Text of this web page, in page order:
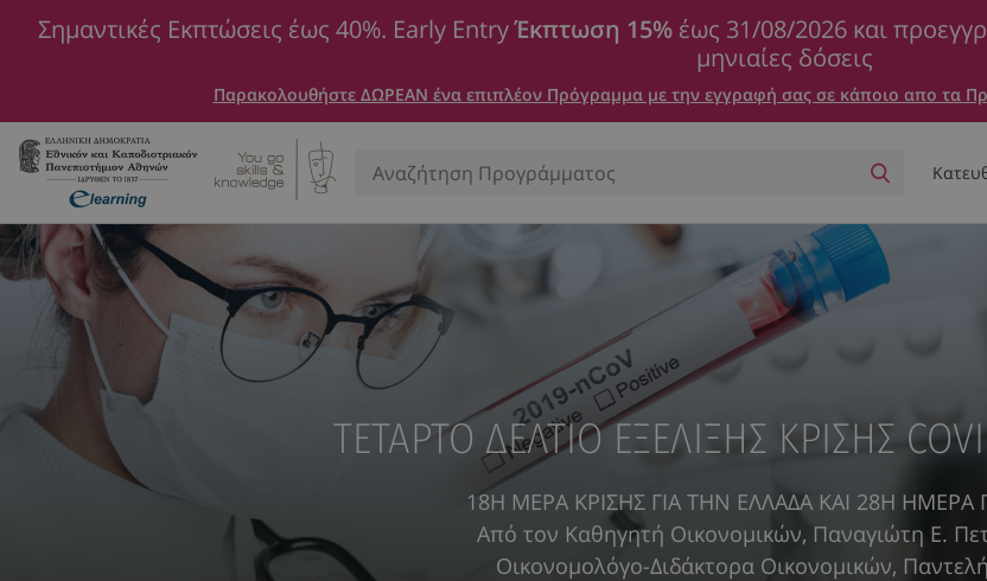
Σημαντικές Εκπτώσεις έως 40%. Early EntryΈκπτωση 15% έως 31/08/2026 και
μηνιαίες δόσεις
Παρακολουθήστε ΔΩΡΕΑΝ ένα επιπλέον Πρόγραμμα με την εγγραφή σας σε κάποιο απο τα
Αναζήτηση:
ΤΕΤΑΡΤΟ ΔΕΛΤΙΟ ΕΞΕΛΙΞΗΣ ΚΡΙΣΗΣ
18Η ΜΕΡΑ ΚΡΙΣΗΣ ΓΙΑ ΤΗΝ ΕΛΛΑΔΑ ΚΑΙ 28Η ΗΜΕΡΑ
Από τον Καθηγητή Οικονομικών, Παναγιώτη Ε.
Οικονομολόγο-Διδάκτορα Οικονομικών,